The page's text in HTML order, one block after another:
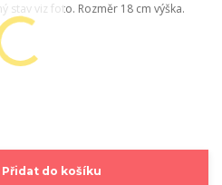
stav viz foto. Rozměr 18 cm výška.
Přidat do košíku